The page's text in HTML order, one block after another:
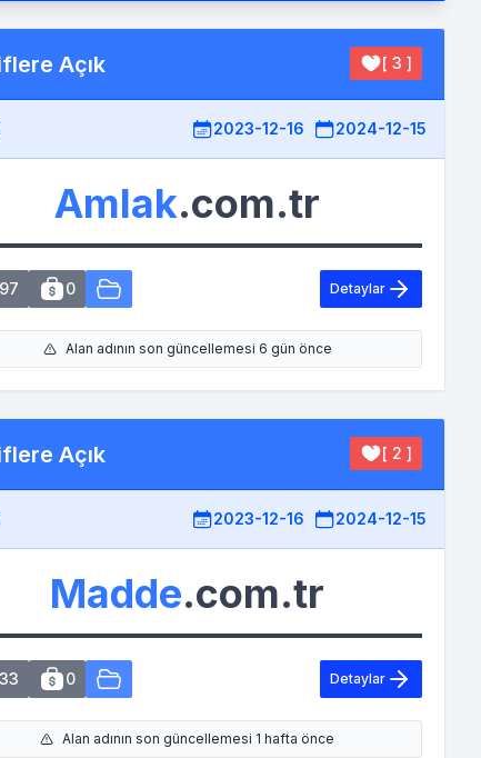
Açık [ 3 ]
2023-12-16 2024-12-15
Amlak.com.tr
0 Detaylar
Alan adının son güncellemesi 6 gün önce
Açık [ 2 ]
2023-12-16 2024-12-15
Madde.com.tr
0 Detaylar
Alan adının son güncellemesi 1 hafta önce